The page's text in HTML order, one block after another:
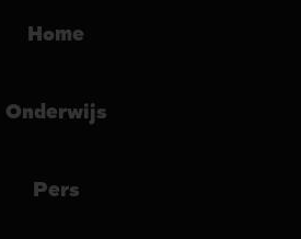
Home
Onderwijs
Pers